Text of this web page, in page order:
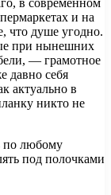
и на
что душе угодно.
при нынешних
— грамотное
давно себя
актуально в
никто не
по любому
под полочками